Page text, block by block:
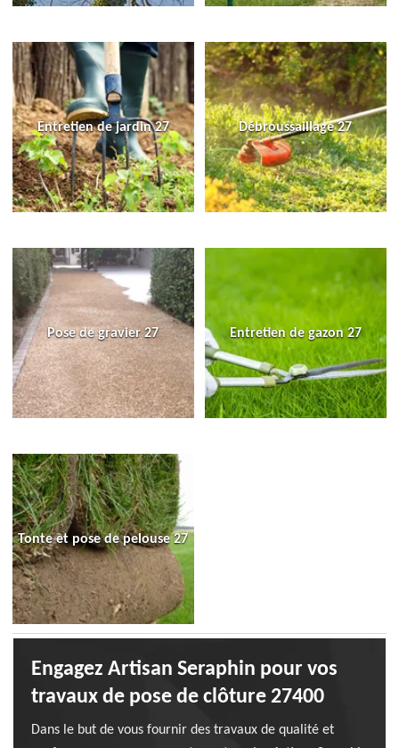
Entretien de jardin 27 Débroussaillage 27
Pose de gravier 27 Entretien de gazon 27
Tonte et pose de pelouse 27
Engagez Artisan Seraphin pour vos
travaux de pose de clôture 27400
Dans le but de vous fournir des travaux de qualité et